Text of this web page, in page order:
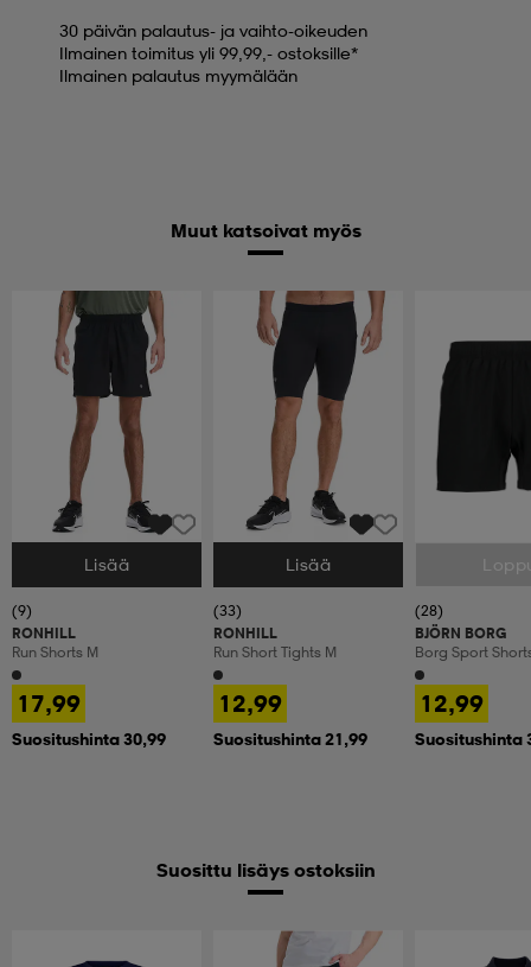
30 päivän palautus- ja vaihto-oikeuden
Ilmainen toimitus yli 99,99,- ostoksille*
Ilmainen palautus myymälään
Muut katsoivat myös
Valitse Koko
Lisää
(9)
RONHILL
Run Shorts M
17,99
Suositushinta 30,99
Valitse Koko
Lisää
(33)
RONHILL
Run Short Tights M
12,99
Suositushinta 21,99
Valitse Koko
(28)
BJÖRN BORG
Borg Sport
12,99
Suositushinta
Suosittu lisäys ostoksiin